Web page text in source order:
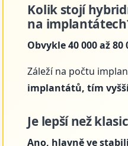
Kolik stojí
na
Obvykle 40 000 až 80
Záleží na počtu
implantátů, tím
Je lepší než
Ano, hlavně ve